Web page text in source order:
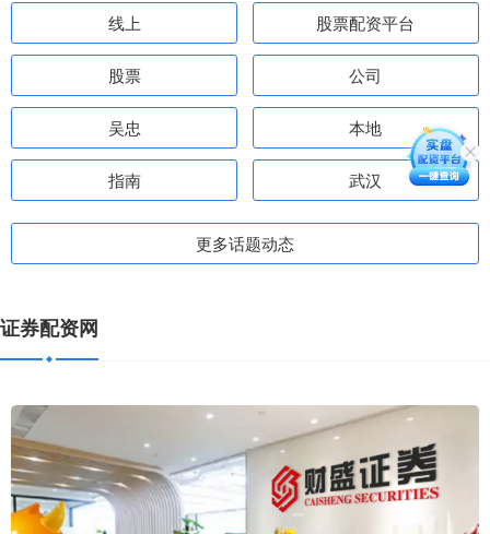
线上 股票配资平台
股票 公司
吴忠 本地
指南 武汉
更多话题动态
证券配资网